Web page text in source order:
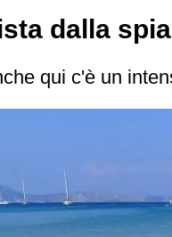
dalla
qui c'è un